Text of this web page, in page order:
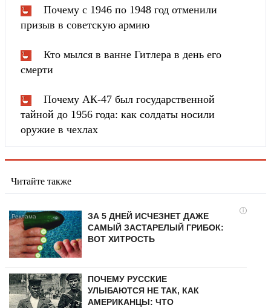
Почему с 1946 по 1948 год отменили
призыв в советскую армию
Кто мылся в ванне Гитлера в день его
смерти
Почему АК-47 был государственной
тайной до 1956 года: как солдаты носили
оружие в чехлах
Читайте также
i
ЗА 5 ДНЕЙ ИСЧЕЗНЕТ ДАЖЕ
САМЫЙ ЗАСТАРЕЛЫЙ ГРИБОК:
ВОТ ХИТРОСТЬ
ПОЧЕМУ РУССКИЕ
УЛЫБАЮТСЯ НЕ ТАК, КАК
АМЕРИКАНЦЫ: ЧТО